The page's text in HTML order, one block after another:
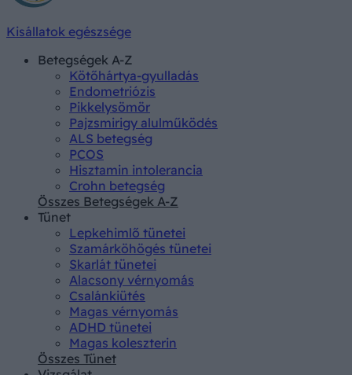
Kisállatok egészsége
Betegségek A-Z
Kötőhártya-gyulladás
Endometriózis
Pikkelysömör
Pajzsmirigy alulműködés
ALS betegség
PCOS
Hisztamin intolerancia
Crohn betegség
Összes Betegségek A-Z
Tünet
Lepkehimlő tünetei
Szamárköhögés tünetei
Skarlát tünetei
Alacsony vérnyomás
Csalánkiütés
Magas vérnyomás
ADHD tünetei
Magas koleszterin
Összes Tünet